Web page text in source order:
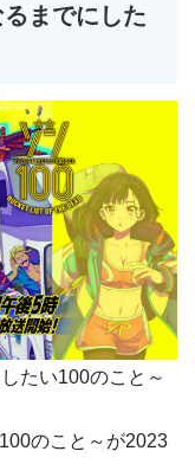
までにした
たい100のこと～
のこと～が2023